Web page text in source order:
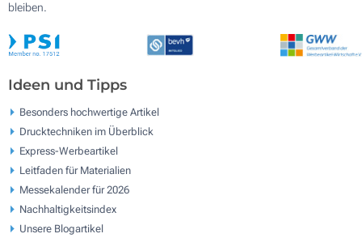
bleiben.
Ideen und Tipps
Besonders hochwertige Artikel
Drucktechniken im Überblick
Express-Werbeartikel
Leitfaden für Materialien
Messekalender für 2026
Nachhaltigkeitsindex
Unsere Blogartikel